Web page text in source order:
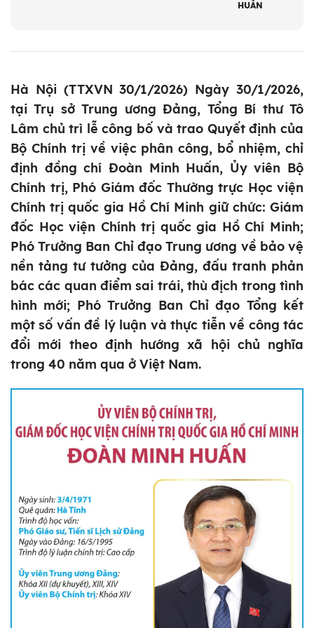
HUẤN
Hà Nội (TTXVN 30/1/2026) Ngày 30/1/2026,
tại Trụ sở Trung ương Đảng, Tổng Bí thư Tô
Lâm chủ trì lễ công bố và trao Quyết định của
Bộ Chính trị về việc phân công, bổ nhiệm, chỉ
định đồng chí Đoàn Minh Huấn, Ủy viên Bộ
Chính trị, Phó Giám đốc Thường trực Học viện
Chính trị quốc gia Hồ Chí Minh giữ chức: Giám
đốc Học viện Chính trị quốc gia Hồ Chí Minh;
Phó Trưởng Ban Chỉ đạo Trung ương về bảo vệ
nền tảng tư tưởng của Đảng, đấu tranh phản
bác các quan điểm sai trái, thù địch trong tình
hình mới; Phó Trưởng Ban Chỉ đạo Tổng kết
một số vấn đề lý luận và thực tiễn về công tác
đổi mới theo định hướng xã hội chủ nghĩa
trong 40 năm qua ở Việt Nam.